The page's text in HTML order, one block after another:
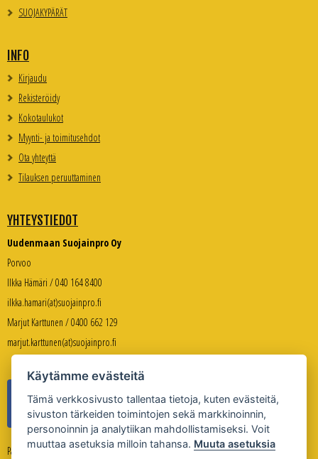
SUOJAKYPÄRÄT
INFO
Kirjaudu
Rekisteröidy
Kokotaulukot
Myynti- ja toimitusehdot
Ota yhteyttä
Tilauksen peruuttaminen
YHTEYSTIEDOT
Uudenmaan Suojainpro Oy
Porvoo
Ilkka Hämäri / 040 164 8400
ilkka.hamari(at)suojainpro.fi
Marjut Karttunen / 0400 662 129
marjut.karttunen(at)suojainpro.fi
Palveleva verkkokauppa:
Käytämme evästeitä
Tämä verkkosivusto tallentaa tietoja, kuten evästeitä,
sivuston tärkeiden toimintojen sekä markkinoinnin,
personoinnin ja analytiikan mahdollistamiseksi. Voit
muuttaa asetuksia milloin tahansa. Muuta asetuksia